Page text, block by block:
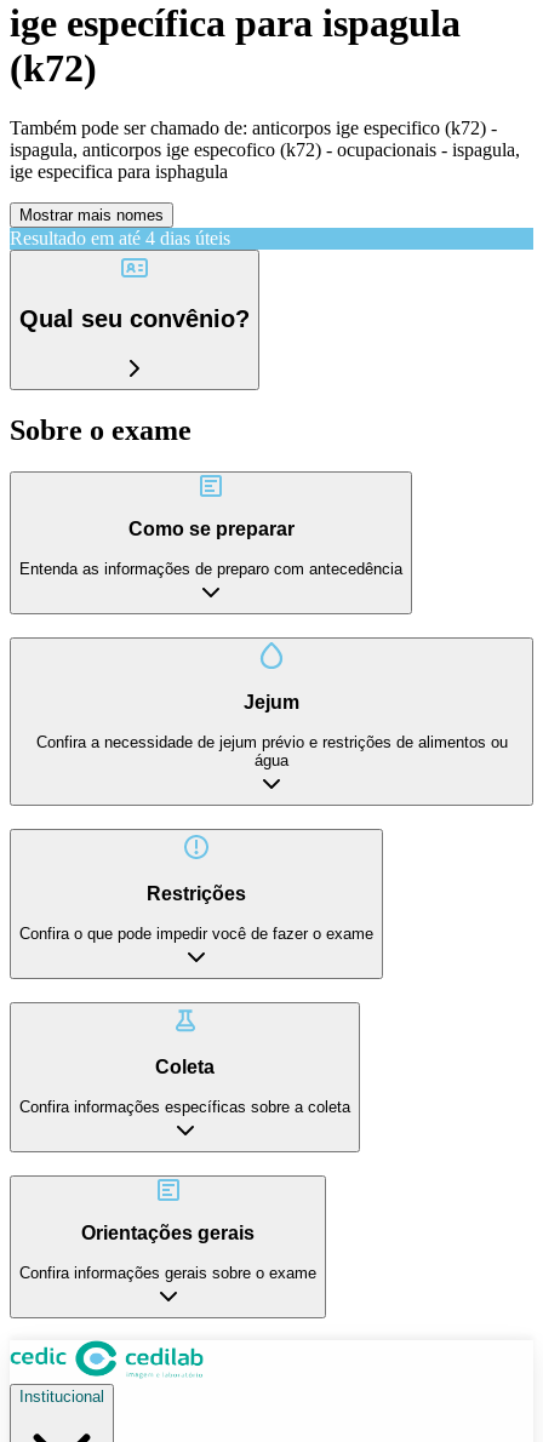
ige específica para ispagula
(k72)
Também pode ser chamado de: anticorpos ige especifico (k72) -
ispagula, anticorpos ige especofico (k72) - ocupacionais - ispagula,
ige especifica para isphagula
Mostrar mais nomes
Resultado em até 4 dias úteis
Qual seu convênio?
Sobre o exame
Como se preparar
Entenda as informações de preparo com antecedência
Jejum
Confira a necessidade de jejum prévio e restrições de alimentos ou
água
Restrições
Confira o que pode impedir você de fazer o exame
Coleta
Confira informações específicas sobre a coleta
Orientações gerais
Confira informações gerais sobre o exame
Institucional